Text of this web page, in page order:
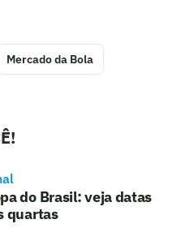
Mercado da Bola
do Brasil: veja datas
quartas